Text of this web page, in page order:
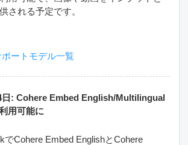
される予定です。
ートモデル一覧
日: Cohere Embed English/Multilingual
用可能に
でCohere Embed EnglishとCohere